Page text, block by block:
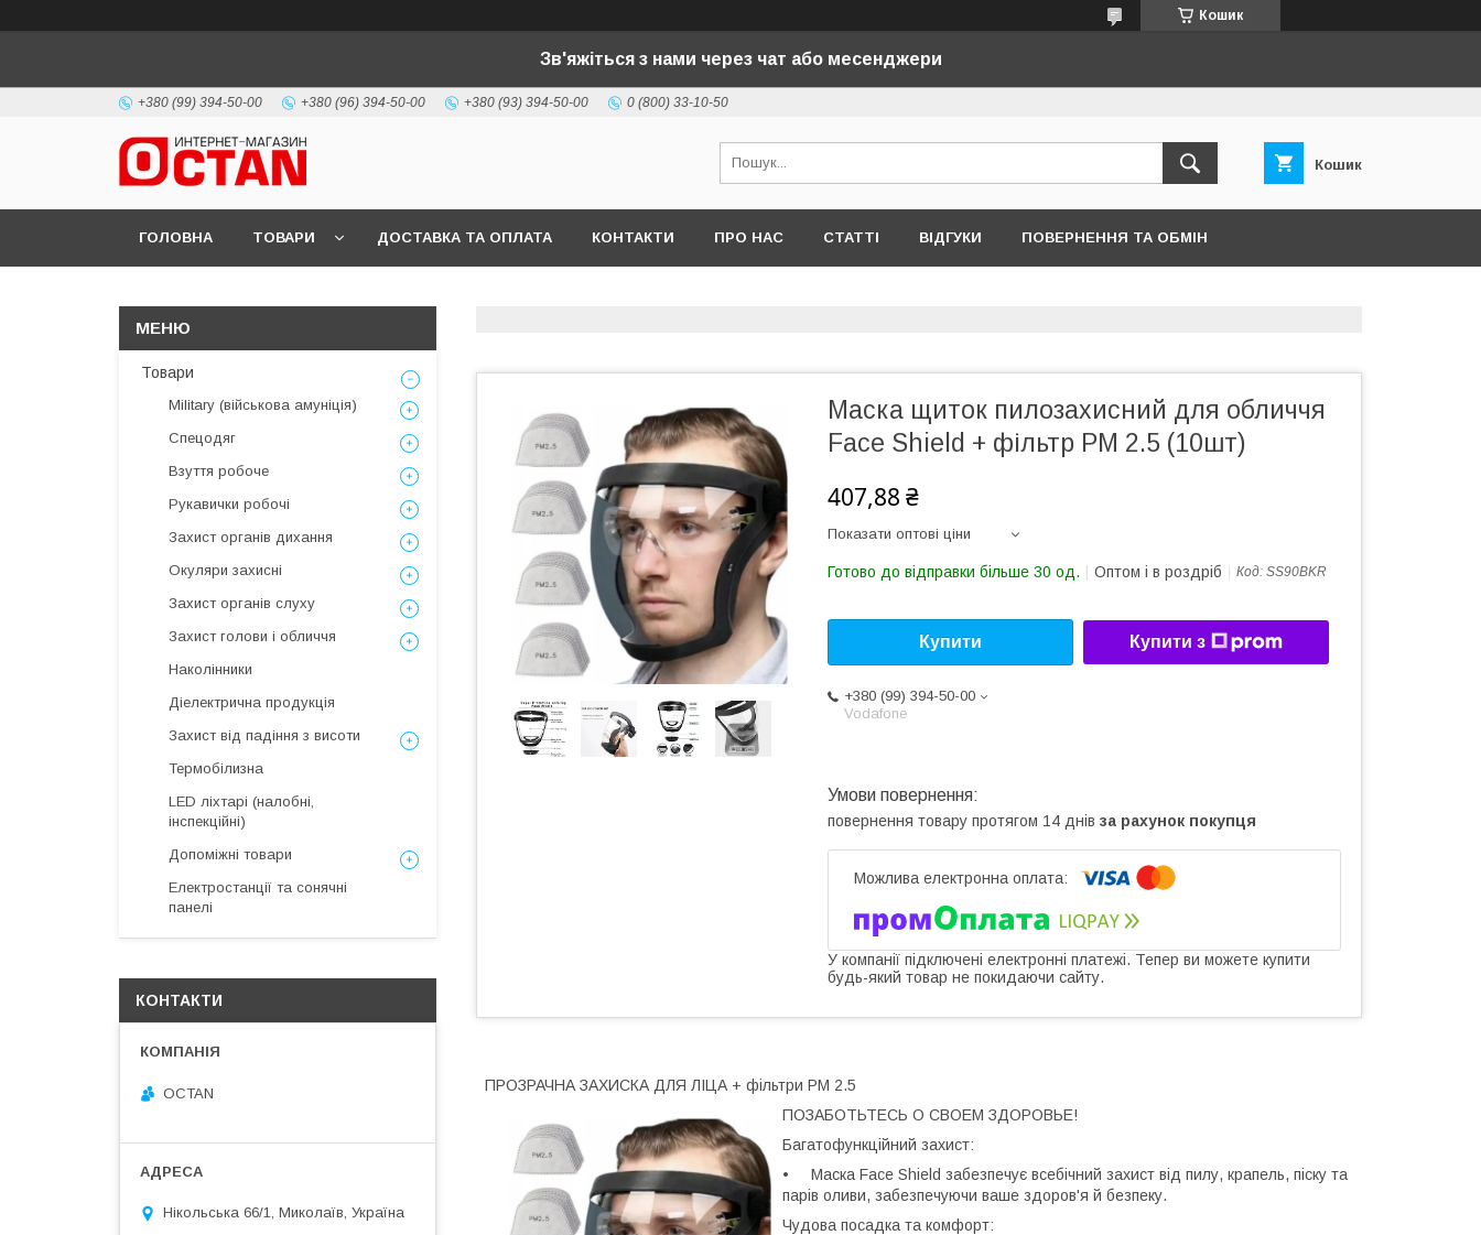
Кошик
Зв'яжіться з нами через чат або месенджери
+380 (99) 394-50-00 +380 (96) 394-50-00 +380 (93) 394-50-00 0 (800) 33-10-50
Кошик
ГОЛОВНА ТОВАРИ ДОСТАВКА ТА ОПЛАТА КОНТАКТИ ПРО НАС СТАТТІ ВІДГУКИ ПОВЕРНЕННЯ ТА ОБМІН
Маска щиток пилозахисний для обличчя
Face Shield + фільтр PM 2.5 (10шт)
407,88 ₴
Показати оптові ціни
Готово до відправки більше 30 од. Оптом і в роздріб Код: SS90BKR
Купити Купити з
+380 (99) 394-50-00
Vodafone
повернення товару протягом 14 днів за рахунок покупця
У компанії підключені електронні платежі. Тепер ви можете купити
будь-який товар не покидаючи сайту.
ПРОЗРАЧНА ЗАХИСКА ДЛЯ ЛІЦА + фільтри PM 2.5
ПОЗАБОТЬТЕСЬ О СВОЕМ ЗДОРОВЬЕ!
Багатофункційний захист:
• Маска Face Shield забезпечує всебічний захист від пилу, крапель, піску та
парів оливи, забезпечуючи ваше здоров'я й безпеку.
Чудова посадка та комфорт:
Товари
Military (військова амуніція)
Спецодяг
Взуття робоче
Рукавички робочі
Захист органів дихання
Окуляри захисні
Захист органів слуху
Захист голови і обличчя
Наколінники
Діелектрична продукція
Захист від падіння з висоти
Термобілизна
LED ліхтарі (налобні,
інспекційні)
Допоміжні товари
Електростанції та сонячні
панелі
КОНТАКТИ
OCTAN
Нікольська 66/1, Миколаїв, Україна